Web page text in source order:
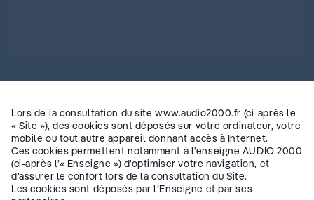
Lors de la consultation du site www.audio2000.fr (ci-après le
« Site »), des cookies sont déposés sur votre ordinateur, votre
mobile ou tout autre appareil donnant accès à Internet.
Ces cookies permettent notamment à l’enseigne AUDIO 2000
(ci-après l’« Enseigne ») d’optimiser votre navigation, et
d’assurer le confort lors de la consultation du Site.
Les cookies sont déposés par l’Enseigne et par ses